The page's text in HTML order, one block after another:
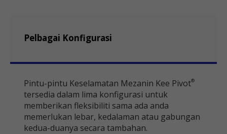
Pelbagai Konfigurasi
Pintu-pintu Keselamatan Mezanin Kee Pivot®
tersedia dalam lima konfigurasi untuk
memberikan fleksibiliti sama ada anda
memerlukan lebar, kedalaman atau gabungan
kedua-duanya secara tambahan.